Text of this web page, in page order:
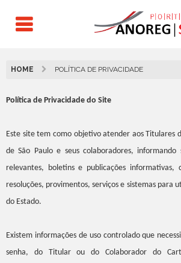
HOME POLÍTICA DE PRIVACIDADE
Política de Privacidade do Site
Este site tem como objetivo atender aos Titulares
de São Paulo e seus colaboradores,
relevantes, boletins e publicações informativas,
resoluções, provimentos, serviços e sistemas para
do Estado.
Existem informações de uso controlado que
senha, do Titular ou do Colaborador do